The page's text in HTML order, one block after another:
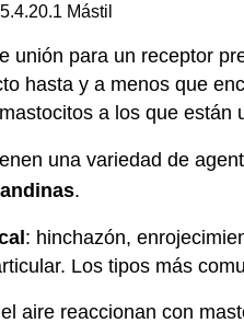
Mástil
para un receptor
hasta y a menos que
a los que están
una variedad de
.
: hinchazón,
Los tipos más
aire reaccionan con